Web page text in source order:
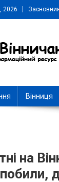
2026
Вінниця
на